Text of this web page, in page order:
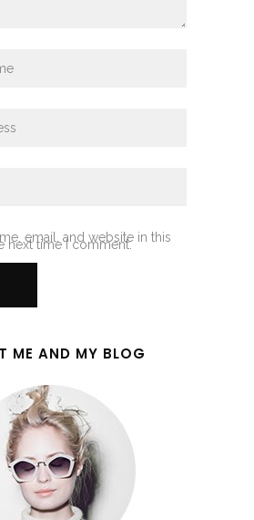
email, and website in this
next time I comment.
ME AND MY BLOG